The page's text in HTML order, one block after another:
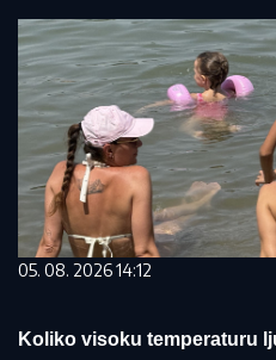
05. 08. 2026 14:12
Koliko visoku temperaturu